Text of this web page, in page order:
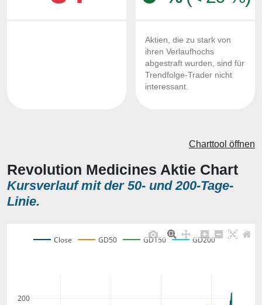
Aktien, die zu stark von
ihren Verlaufhochs
abgestraft wurden, sind für
Trendfolge-Trader nicht
interessant.
Revolution Medicines Aktie Chart
Kursverlauf mit der 50- und 200-Tage-
Linie.
Charttool öffnen
200
Close GD50 GD150 GD200